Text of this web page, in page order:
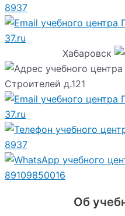
8937
37.ru
Хабаровск
Строителей д.121
37.ru
8937
89109850016
Об